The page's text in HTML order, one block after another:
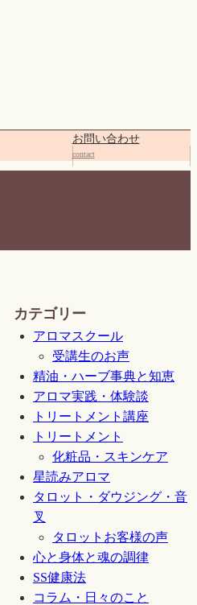
お問い合わせ
contact
カテゴリー
アロマスクール
受講生のお声
精油・ハーブ事典と知恵
アロマ実践・体験談
トリートメント講座
トリートメント
化粧品・スキンケア
星読みアロマ
タロット・ダウジング・音
叉
タロットお客様の声
心と身体と魂の調律
SS健康法
コラム・日々のこと